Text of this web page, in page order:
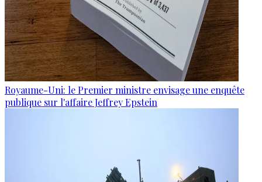
Royaume-Uni: le Premier ministre envisage une enquête
publique sur l'affaire Jeffrey Epstein